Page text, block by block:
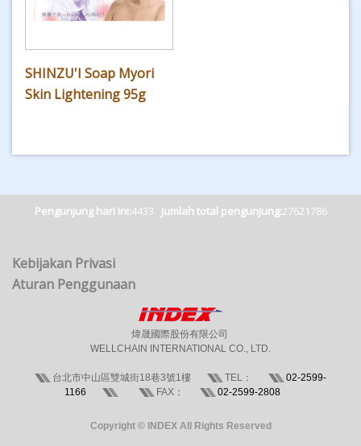
SHINZU'I Soap Myori
Skin Lightening 95g
Pengunjung hari ini:4433 Jumlah total pengunjung:27621786
Kebijakan Privasi
Aturan Penggunaan
煒晟國際股份有限公司
WELLCHAIN INTERNATIONAL CO., LTD.
台北市中山區雙城街18巷3號1樓 TEL：
02-2599-
1166
FAX： 02-2599-2808
Copyright © INDEX All Rights Reserved